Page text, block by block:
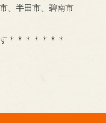
、半田市、碧南市
＊＊＊＊＊＊＊